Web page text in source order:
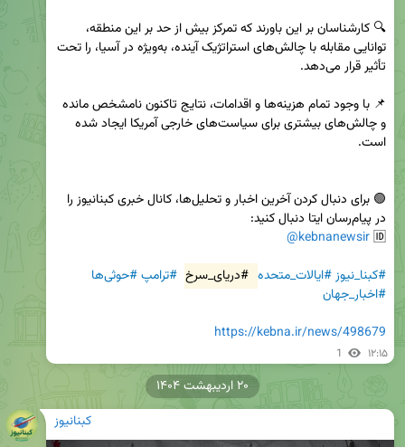
🆔
@kebnanewsir
#کبنا_نیوز#ایالات_متحده #دریای_سرخ #ترامپ#حوثی‌ها
#اخبار_جهان
https://kebna.ir/news/498679
1 ۱۲:۱۵
کبنانیوز
۲۰ اردیبهشت ۱۴۰۴